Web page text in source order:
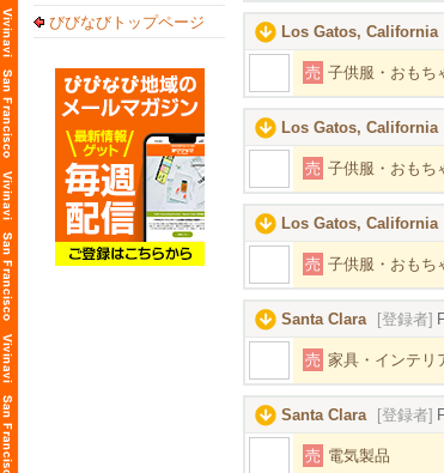
びびなびトップページ
Los Gatos, California
売 子供服・おもち
Los Gatos, California
売 子供服・おもち
Los Gatos, California
売 子供服・おもち
Santa Clara [登録者]
売 家具・インテリ
Santa Clara [登録者]
売 電気製品